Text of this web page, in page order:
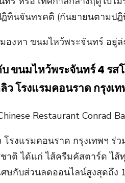
ทินจันทรคติ (กันยายนตามป
องหา ขนมไหว้พระจันทร์ อยู่
ขนมไหว้พระจันทร์ 4 รส
ว โรงแรมคอนราด กรุงเ
โรงแรมคอนราด กรุงเทพฯ
าติ ได้แก่ ไส้ครีมคัสตาร์ด ไ
ษกับส่วนลดออนไลน์สูงสุดถึง